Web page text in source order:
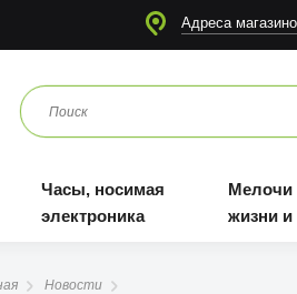
Адреса
Часы, носимая
электроника
Мелочи
жизни
Новости